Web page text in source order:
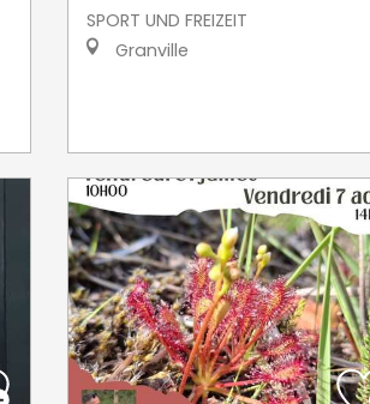
SPORT UND FREIZEIT
Granville